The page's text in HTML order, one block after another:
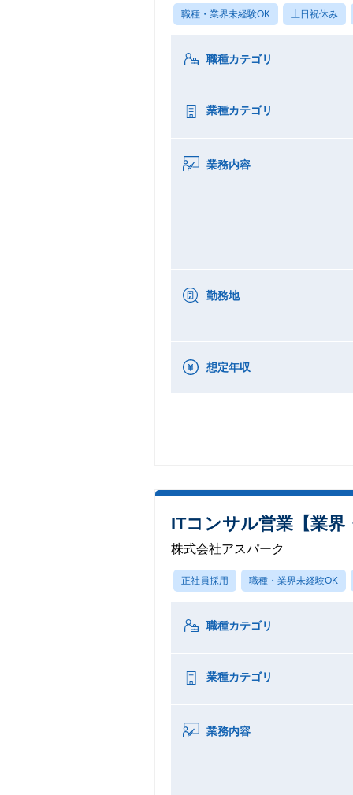
職種・業界未経験OK 土日祝休み
職種カテゴリ
業種カテゴリ
業務内容
勤務地
想定年収
ITコンサル営業【業界
株式会社アスパーク
正社員採用 職種・業界未経験OK
職種カテゴリ
業種カテゴリ
業務内容